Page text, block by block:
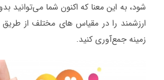
شود، به این معنا که اکنون شما می‌توانید
ارزشمند را در مقیاس های مختلف از طریق
زمینه جمع‌آوری کنید.